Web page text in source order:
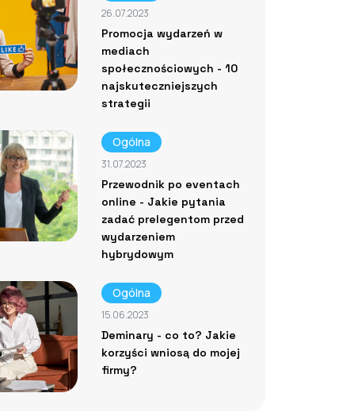
26.07.2023
Promocja wydarzeń w
mediach
społecznościowych - 10
najskuteczniejszych
strategii
Ogólna
31.07.2023
Przewodnik po eventach
online - Jakie pytania
zadać prelegentom przed
wydarzeniem
hybrydowym
Ogólna
15.06.2023
Deminary - co to? Jakie
korzyści wniosą do mojej
firmy?